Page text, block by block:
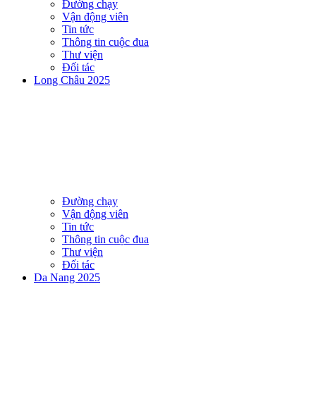
Đường chạy
Vận động viên
Tin tức
Thông tin cuộc đua
Thư viện
Đối tác
Long Châu 2025
Đường chạy
Vận động viên
Tin tức
Thông tin cuộc đua
Thư viện
Đối tác
Da Nang 2025